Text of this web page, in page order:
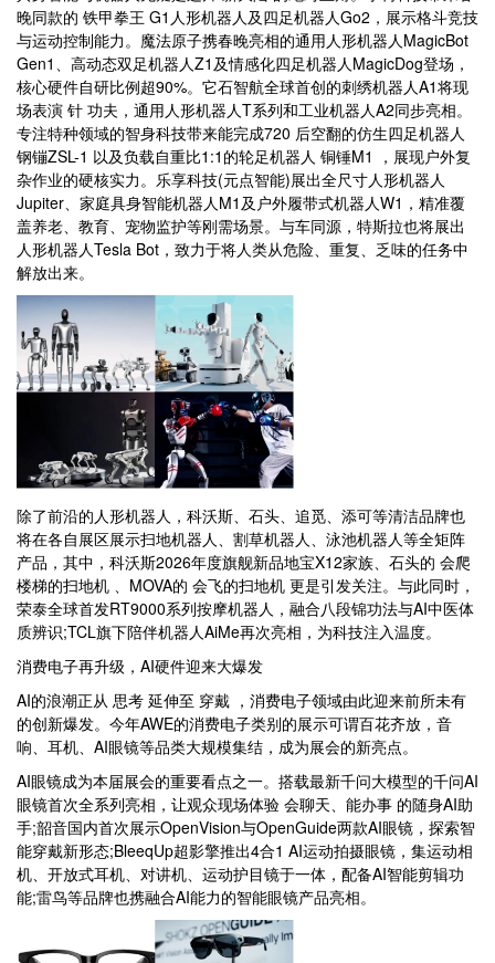
晚同款的 铁甲拳王 G1人形机器人及四足机器人Go2，展示格斗竞技
与运动控制能力。魔法原子携春晚亮相的通用人形机器人MagicBot
Gen1、高动态双足机器人Z1及情感化四足机器人MagicDog登场，
核心硬件自研比例超90%。它石智航全球首创的刺绣机器人A1将现
场表演 针 功夫，通用人形机器人T系列和工业机器人A2同步亮相。
专注特种领域的智身科技带来能完成720 后空翻的仿生四足机器人
钢镚ZSL-1 以及负载自重比1:1的轮足机器人 铜锤M1 ，展现户外复
杂作业的硬核实力。乐享科技(元点智能)展出全尺寸人形机器人
Jupiter、家庭具身智能机器人M1及户外履带式机器人W1，精准覆
盖养老、教育、宠物监护等刚需场景。与车同源，特斯拉也将展出
人形机器人Tesla Bot，致力于将人类从危险、重复、乏味的任务中
解放出来。
除了前沿的人形机器人，科沃斯、石头、追觅、添可等清洁品牌也
将在各自展区展示扫地机器人、割草机器人、泳池机器人等全矩阵
产品，其中，科沃斯2026年度旗舰新品地宝X12家族、石头的 会爬
楼梯的扫地机 、MOVA的 会飞的扫地机 更是引发关注。与此同时，
荣泰全球首发RT9000系列按摩机器人，融合八段锦功法与AI中医体
质辨识;TCL旗下陪伴机器人AiMe再次亮相，为科技注入温度。
消费电子再升级，AI硬件迎来大爆发
AI的浪潮正从 思考 延伸至 穿戴 ，消费电子领域由此迎来前所未有
的创新爆发。今年AWE的消费电子类别的展示可谓百花齐放，音
响、耳机、AI眼镜等品类大规模集结，成为展会的新亮点。
AI眼镜成为本届展会的重要看点之一。搭载最新千问大模型的千问AI
眼镜首次全系列亮相，让观众现场体验 会聊天、能办事 的随身AI助
手;韶音国内首次展示OpenVision与OpenGuide两款AI眼镜，探索智
能穿戴新形态;BleeqUp超影擎推出4合1 AI运动拍摄眼镜，集运动相
机、开放式耳机、对讲机、运动护目镜于一体，配备AI智能剪辑功
能;雷鸟等品牌也携融合AI能力的智能眼镜产品亮相。